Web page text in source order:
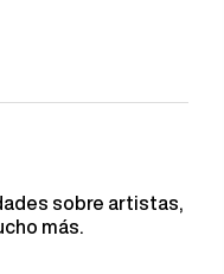
sobre artistas,
más.